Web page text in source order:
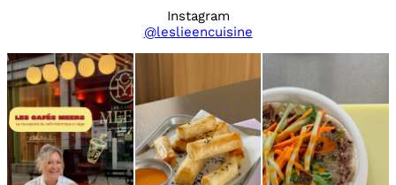
Instagram
@leslieencuisine